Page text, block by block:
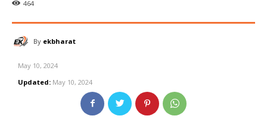
464
By ekbharat
May 10, 2024
Updated: May 10, 2024